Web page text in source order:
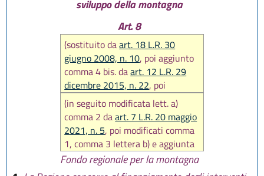
sviluppo della montagna
Art. 8
(sostituito daart. 18 L.R. 30
giugno 2008, n. 10, poi aggiunto
comma 4 bis. daart. 12 L.R. 29
dicembre 2015, n. 22, poi
sostituito daart. 34 L.R. 27
dicembre 2017, n. 25, poi
sostituito comma 3 daart. 7 L.R.
31 luglio 2020, n. 3)
(in seguito modificata lett. a)
comma 2 daart. 7 L.R. 20 maggio
2021, n. 5, poi modificati comma
1, comma 3 lettera b) e aggiunta
lettera b bis al comma 3 daart. 4
L.R. 29 luglio 2021, n. 8
Fondo regionale per la montagna